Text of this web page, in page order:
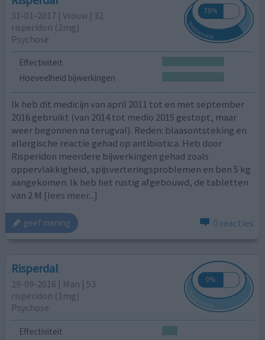
31-01-2017 | Vrouw | 32
risperidon (2mg)
Psychose
Effectiviteit
Hoeveelheid bijwerkingen
Ik heb dit medicijn van april 2011 tot en met september
2016 gebruikt (van 2014 tot medio 2015 gestopt, maar
weer begonnen na terugval). Reden: blaasontsteking en
allergische reactie gehad op antibiotica. Heb door
Risperidon meerdere bijwerkingen gehad zoals
oppervlakkigheid, spijsverteringsproblemen en ben 5 kg
aangekomen. Ik heb het rustig afgebouwd, de tabletten
van 2 M [lees meer...]
geef mening 0 reacties
Risperdal
29-09-2016 | Man | 53
risperidon (1mg)
Psychose
Effectiviteit